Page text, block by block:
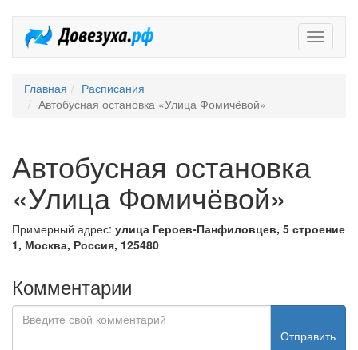
Главная
Расписания
Автобусная остановка «Улица Фомичёвой»
Автобусная остановка
«Улица Фомичёвой»
Примерный адрес: улица Героев-Панфиловцев, 5 строение
1, Москва, Россия, 125480
Комментарии
Отправить